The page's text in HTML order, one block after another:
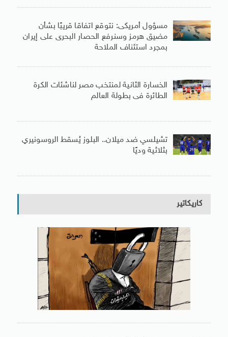
مسؤول أمريكى: نتوقع اتفاقا قريبًا بشأن
مضيق هرمز وسنرفع الحصار البحرى على إيران
بمجرد استئناف الملاحة
الخسارة الثانية لمنتخب مصر لناشئات الكرة
الطائرة فى بطولة العالم
تشيلسي ضد ميلان.. البلوز يُسقط الروسونيري
بثلاثية وديًا
كاريكاتير